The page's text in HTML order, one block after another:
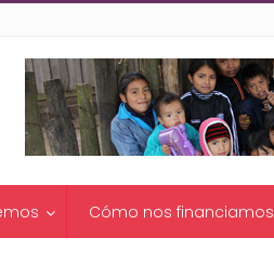
Cómo nos financiamos